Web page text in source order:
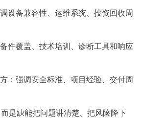
设备兼容性、运维系统、投资回收周
件覆盖、技术培训、诊断工具和响应
：强调安全标准、项目经验、交付周
是缺能把问题讲清楚、把风险降下